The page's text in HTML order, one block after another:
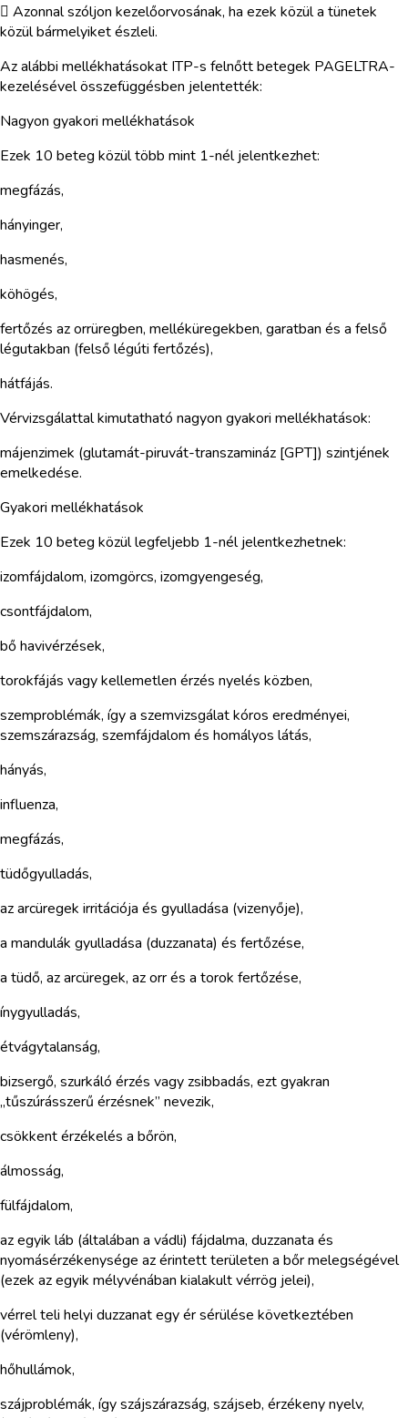
 Azonnal szóljon kezelőorvosának, ha ezek közül a tünetek
közül bármelyiket észleli.
Az alábbi mellékhatásokat ITP-s felnőtt betegek PAGELTRA-
kezelésével összefüggésben jelentették:
Nagyon gyakori mellékhatások
Ezek 10 beteg közül több mint 1-nél jelentkezhet:
megfázás,
hányinger,
hasmenés,
köhögés,
fertőzés az orrüregben, melléküregekben, garatban és a felső
légutakban (felső légúti fertőzés),
hátfájás.
Vérvizsgálattal kimutatható nagyon gyakori mellékhatások:
májenzimek (glutamát-piruvát-transzamináz [GPT]) szintjének
emelkedése.
Gyakori mellékhatások
Ezek 10 beteg közül legfeljebb 1-nél jelentkezhetnek:
izomfájdalom, izomgörcs, izomgyengeség,
csontfájdalom,
bő havivérzések,
torokfájás vagy kellemetlen érzés nyelés közben,
szemproblémák, így a szemvizsgálat kóros eredményei,
szemszárazság, szemfájdalom és homályos látás,
hányás,
influenza,
megfázás,
tüdőgyulladás,
az arcüregek irritációja és gyulladása (vizenyője),
a mandulák gyulladása (duzzanata) és fertőzése,
a tüdő, az arcüregek, az orr és a torok fertőzése,
ínygyulladás,
étvágytalanság,
bizsergő, szurkáló érzés vagy zsibbadás, ezt gyakran
„tűszúrásszerű érzésnek” nevezik,
csökkent érzékelés a bőrön,
álmosság,
fülfájdalom,
az egyik láb (általában a vádli) fájdalma, duzzanata és
nyomásérzékenysége az érintett területen a bőr melegségével
(ezek az egyik mélyvénában kialakult vérrög jelei),
vérrel teli helyi duzzanat egy ér sérülése következtében
(vérömleny),
hőhullámok,
szájproblémák, így szájszárazság, szájseb, érzékeny nyelv,